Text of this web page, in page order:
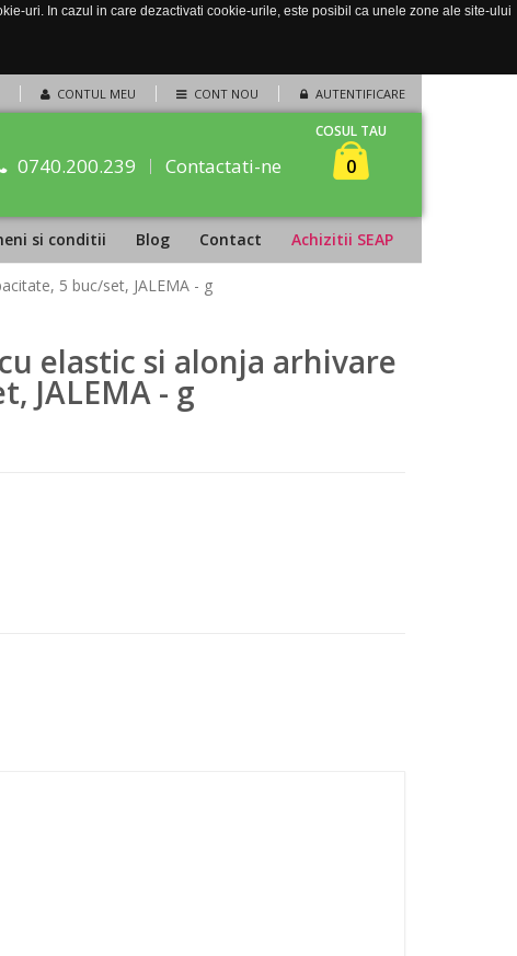
uri. In cazul in care dezactivati cookie-urile, este posibil ca unele zone ale site-ului
CONTUL MEU CONT NOU AUTENTIFICARE
0740.200.239 Contactati-ne
COSUL TAU
0
si conditii Blog Contact Achizitii SEAP
5 buc/set, JALEMA - g
elastic si alonja arhivare
JALEMA - g